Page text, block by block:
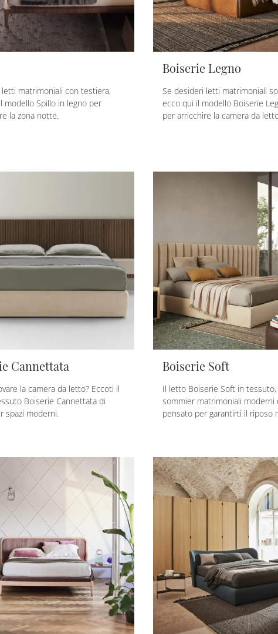
matrimoniali con testiera,
modello Spillo in legno per
la zona notte.
Boiserie Legno
Se desideri letti matrimoniali
ecco qui il modello Boiserie
per arricchire la camera da
Cannettata
la camera da letto? Eccoti il
Boiserie Cannettata di
spazi moderni.
Boiserie Soft
Il letto Boiserie Soft in
sommier matrimoniali moderni
pensato per garantirti il riposo